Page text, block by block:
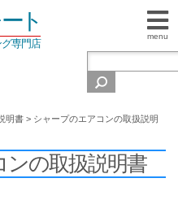
menu
ト
専門店
明書 > シャープのエアコンの取扱説明
の取扱説明書